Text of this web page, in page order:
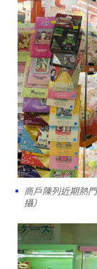
商戶陳列近期熱
攝）